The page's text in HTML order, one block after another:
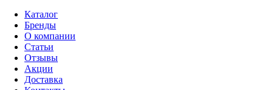
Каталог
Бренды
О компании
Статьи
Отзывы
Акции
Доставка